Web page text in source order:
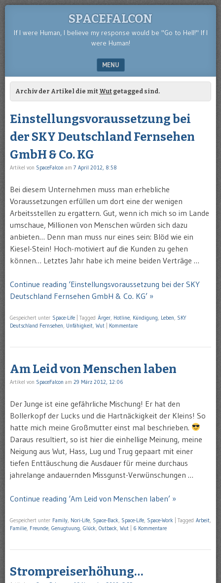
SPACEFALCON
If I were Human, I believe my response would be "Go to Hell!" If I
were Human!
MENU
SKIP TO CONTENT
Archiv der Artikel die mit Wut getagged sind.
Einstellungsvoraussetzung bei
der SKY Deutschland Fernsehen
GmbH & Co. KG
Artikel von SpaceFalcon am 7 April 2012, 8:58
Bei diesem Unternehmen muss man erhebliche
Voraussetzungen erfüllen um dort eine der wenigen
Arbeitsstellen zu ergattern. Gut, wenn ich mich so im Lande
umschaue, Millionen von Menschen würden sich dazu
anbieten… Denn man muss nur eines sein: Blöd wie ein
Kiesel-Stein! Hoch-motiviert auf die Kunden zu gehen
können… Letztes Jahr habe ich meine beiden Verträge …
Continue reading ‘Einstellungsvoraussetzung bei der SKY
Deutschland Fernsehen GmbH & Co. KG’ »
Gespeichert unter Space-Life Tagged Ärger, Hotline, Kündigung, Leben, SKY
Deutschland Fernsehen, Unfähigkeit, Wut Kommentare
Am Leid von Menschen laben
Artikel von SpaceFalcon am 29 März 2012, 12:06
Der Junge ist eine gefährliche Mischung! Er hat den
Bollerkopf der Lucks und die Hartnäckigkeit der Kleins! So
hatte mich meine Großmutter einst mal beschrieben.
Daraus resultiert, so ist hier die einhellige Meinung, meine
Neigung aus Wut, Hass, Lug und Trug gepaart mit einer
tiefen Enttäuschung die Ausdauer für meine durchaus
jahrelange andauernden Missgunst-Verwünschungen …
Continue reading ‘Am Leid von Menschen laben’ »
Gespeichert unter Family Nori-Life Space-Back Space-Life Space-Work Tagged Arbeit
Familie Freunde Genugtuung Glück Outback Wut 6 Kommentare
Strompreiserhöhung…